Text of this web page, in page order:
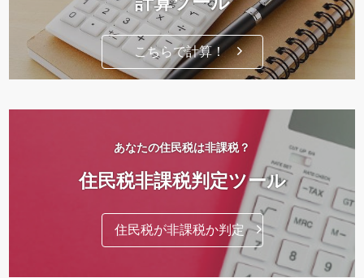
こちらで計算！
あなたの住民税は非課税？
住民税非課税判定ツール
住民税が非課税か判定